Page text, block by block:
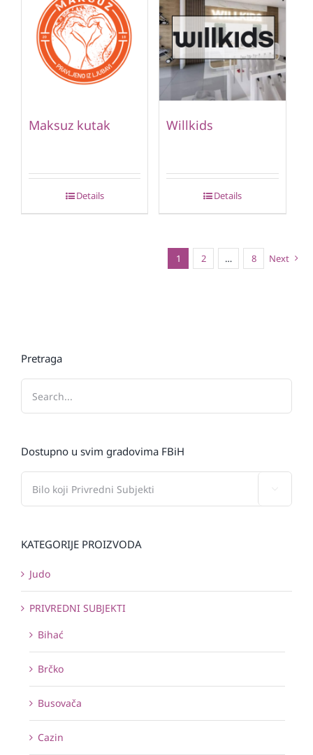
Maksuz kutak
Details
Willkids
Details
1 2 … 8 Next
Pretraga
Dostupno u svim gradovima FBiH
KATEGORIJE PROIZVODA
Judo
PRIVREDNI SUBJEKTI
Bihać
Brčko
Busovača
Cazin